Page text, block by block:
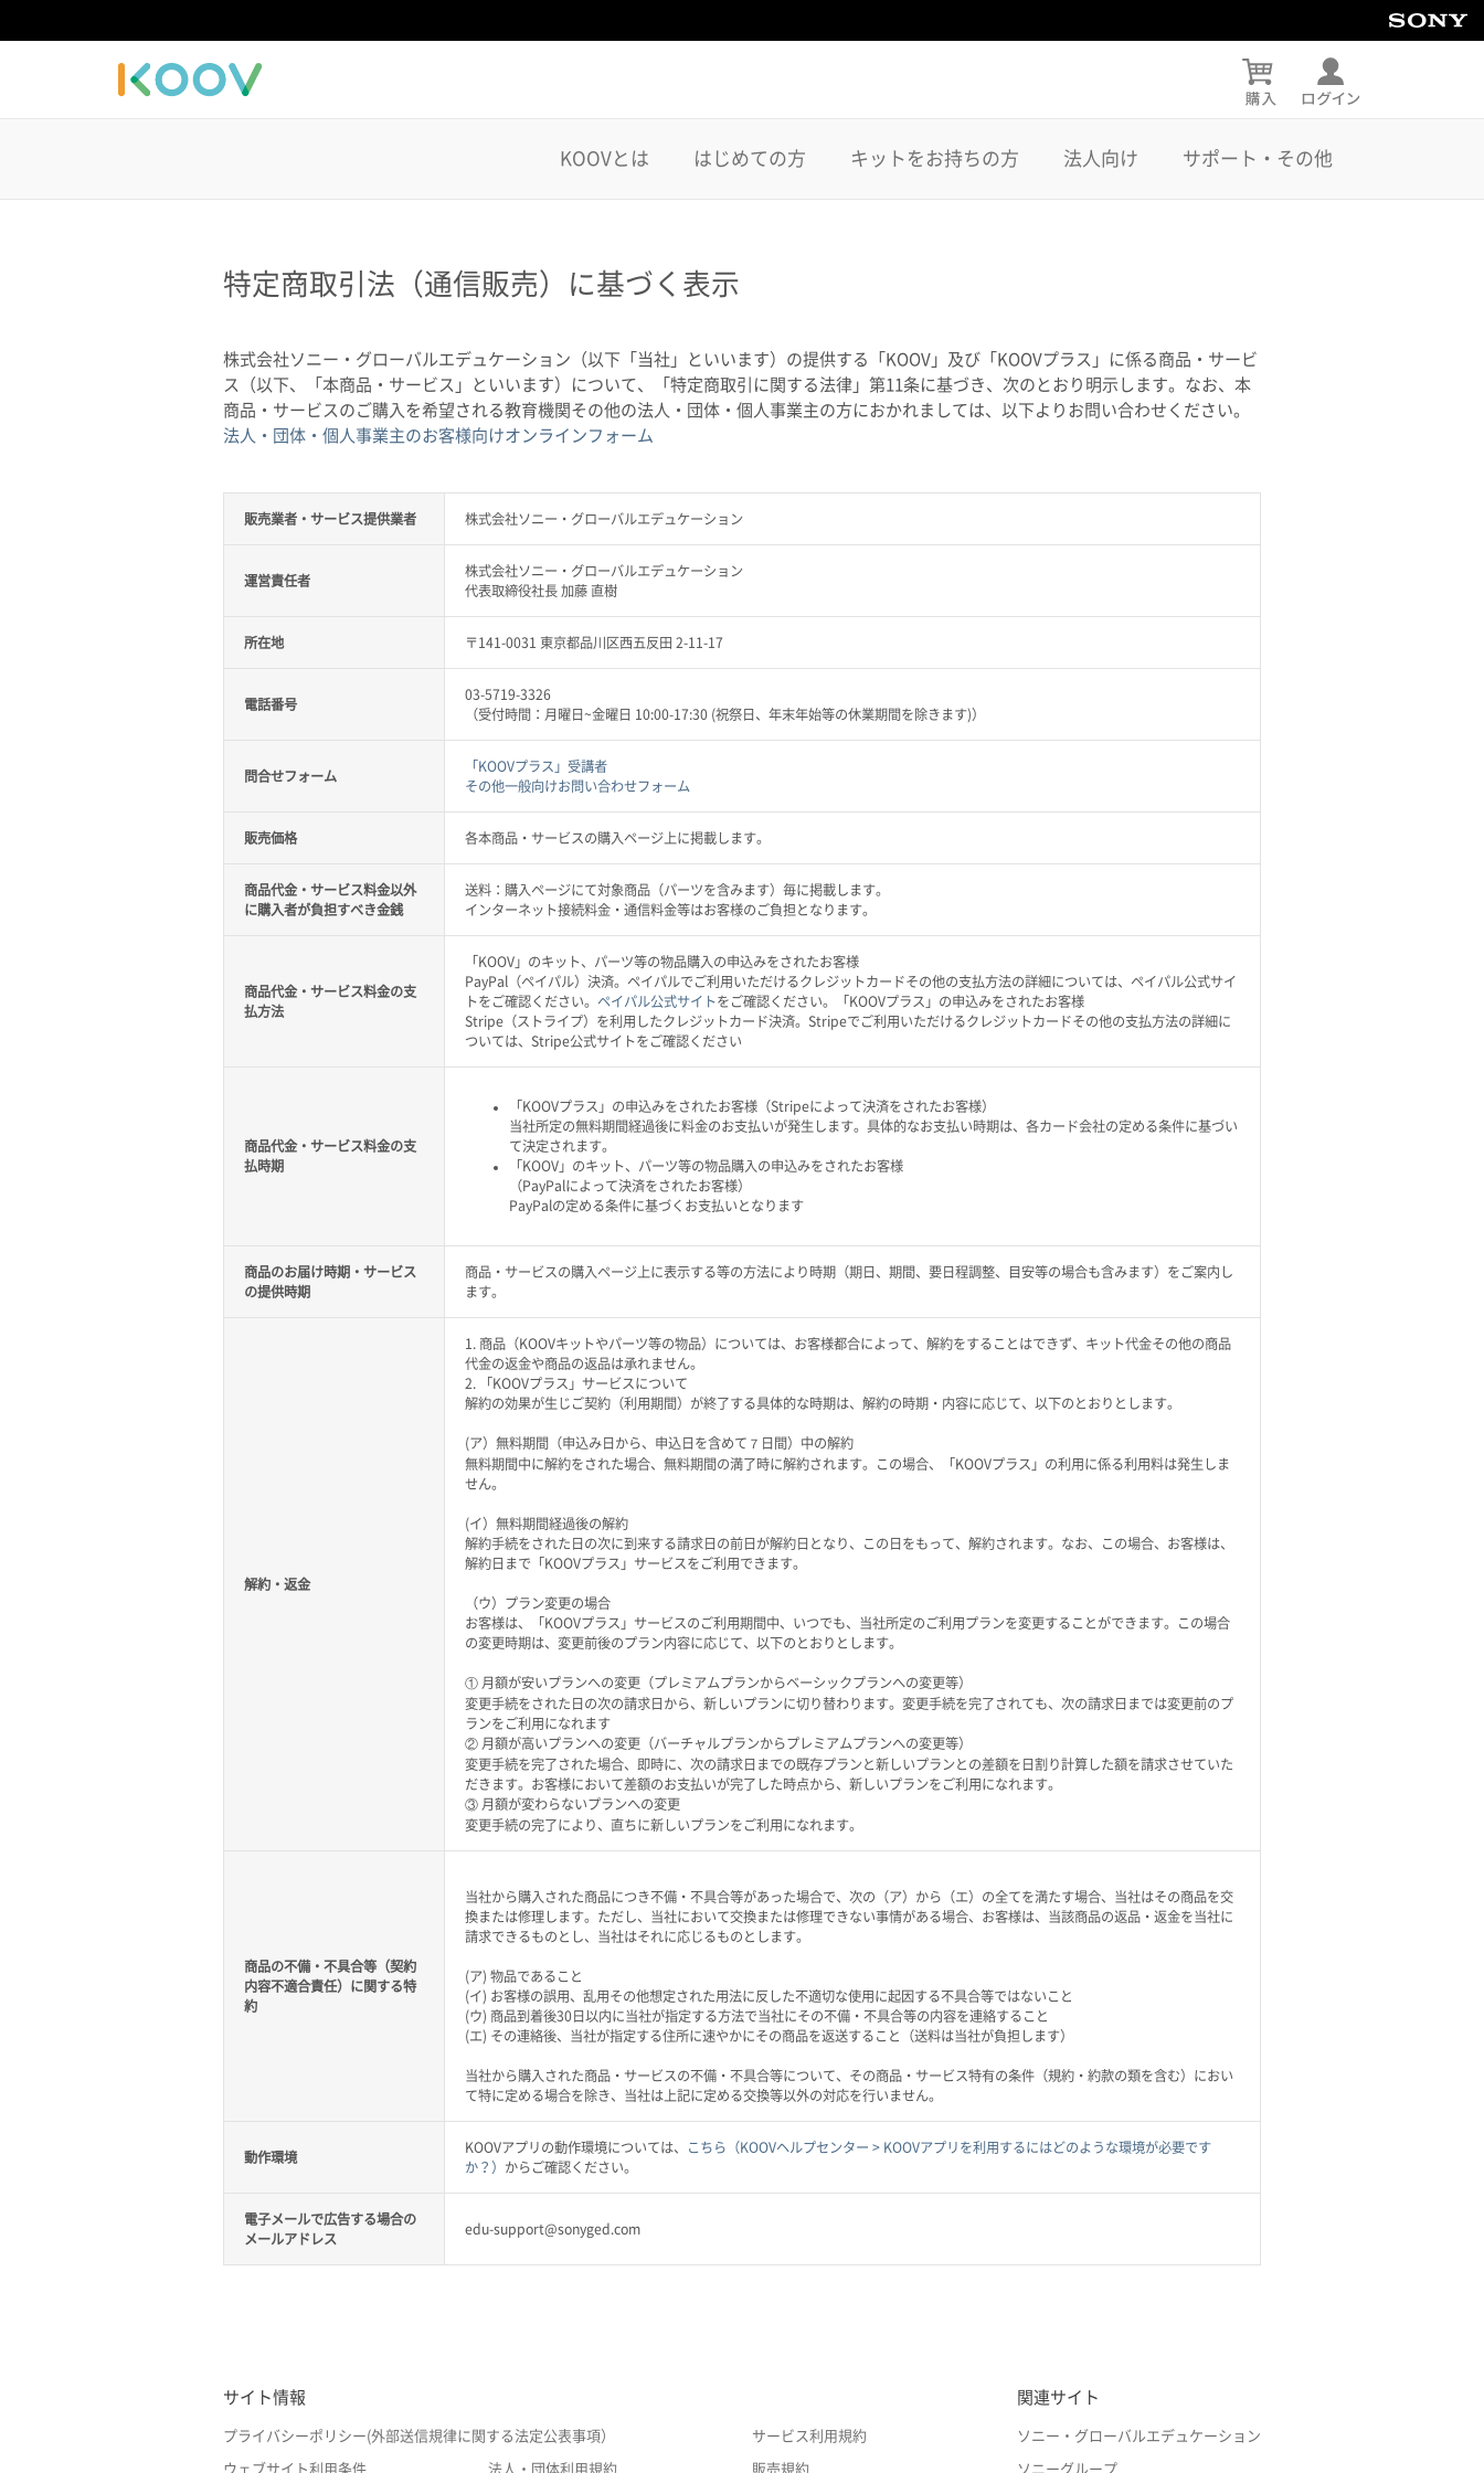
KOOVとは はじめての方 キットをお持ちの方 法人向け サポート・その他
特定商取引法（通信販売）に基づく表示
株式会社ソニー・グローバルエデュケーション（以下「当社」といいます）の提供する「KOOV」及び「KOOVプラス」に係る商品・サービ
ス（以下、「本商品・サービス」といいます）について、「特定商取引に関する法律」第11条に基づき、次のとおり明示します。なお、本
商品・サービスのご購入を希望される教育機関その他の法人・団体・個人事業主の方におかれましては、以下よりお問い合わせください。
法人・団体・個人事業主のお客様向けオンラインフォーム
販売業者・サービス提供業者 株式会社ソニー・グローバルエデュケーション
運営責任者
株式会社ソニー・グローバルエデュケーション
代表取締役社長 加藤 直樹
所在地 〒141-0031 東京都品川区西五反田 2-11-17
電話番号
03-5719-3326
（受付時間：月曜日~金曜日 10:00-17:30 (祝祭日、年末年始等の休業期間を除きます)）
問合せフォーム
「KOOVプラス」受講者
その他一般向けお問い合わせフォーム
販売価格 各本商品・サービスの購入ページ上に掲載します。
商品代金・サービス料金以外
に購入者が負担すべき金銭
送料：購入ページにて対象商品（パーツを含みます）毎に掲載します。
インターネット接続料金・通信料金等はお客様のご負担となります。
商品代金・サービス料金の支
払方法
「KOOV」のキット、パーツ等の物品購入の申込みをされたお客様
PayPal（ペイパル）決済。ペイパルでご利用いただけるクレジットカードその他の支払方法の詳細については、ペイパル公式サイ
トをご確認ください。 ペイパル公式サイトをご確認ください。「KOOVプラス」の申込みをされたお客様
Stripe（ストライプ）を利用したクレジットカード決済。Stripeでご利用いただけるクレジットカードその他の支払方法の詳細に
ついては、Stripe公式サイトをご確認ください
商品代金・サービス料金の支
払時期
「KOOVプラス」の申込みをされたお客様（Stripeによって決済をされたお客様）
当社所定の無料期間経過後に料金のお支払いが発生します。具体的なお支払い時期は、各カード会社の定める条件に基づい
て決定されます。
「KOOV」のキット、パーツ等の物品購入の申込みをされたお客様
（PayPalによって決済をされたお客様）
PayPalの定める条件に基づくお支払いとなります
商品のお届け時期・サービス
の提供時期
商品・サービスの購入ページ上に表示する等の方法により時期（期日、期間、要日程調整、目安等の場合も含みます）をご案内し
ます。
解約・返金
1. 商品（KOOVキットやパーツ等の物品）については、お客様都合によって、解約をすることはできず、キット代金その他の商品
代金の返金や商品の返品は承れません。
2. 「KOOVプラス」サービスについて
解約の効果が生じご契約（利用期間）が終了する具体的な時期は、解約の時期・内容に応じて、以下のとおりとします。
(ア）無料期間（申込み日から、申込日を含めて７日間）中の解約
無料期間中に解約をされた場合、無料期間の満了時に解約されます。この場合、「KOOVプラス」の利用に係る利用料は発生しま
せん。
(イ）無料期間経過後の解約
解約手続をされた日の次に到来する請求日の前日が解約日となり、この日をもって、解約されます。なお、この場合、お客様は、
解約日まで「KOOVプラス」サービスをご利用できます。
（ウ）プラン変更の場合
お客様は、「KOOVプラス」サービスのご利用期間中、いつでも、当社所定のご利用プランを変更することができます。この場合
の変更時期は、変更前後のプラン内容に応じて、以下のとおりとします。
① 月額が安いプランへの変更（プレミアムプランからベーシックプランへの変更等）
変更手続をされた日の次の請求日から、新しいプランに切り替わります。変更手続を完了されても、次の請求日までは変更前のプ
ランをご利用になれます
② 月額が高いプランへの変更（バーチャルプランからプレミアムプランへの変更等）
変更手続を完了された場合、即時に、次の請求日までの既存プランと新しいプランとの差額を日割り計算した額を請求させていた
だきます。お客様において差額のお支払いが完了した時点から、新しいプランをご利用になれます。
③ 月額が変わらないプランへの変更
変更手続の完了により、直ちに新しいプランをご利用になれます。
商品の不備・不具合等（契約
内容不適合責任）に関する特
約
当社から購入された商品につき不備・不具合等があった場合で、次の（ア）から（エ）の全てを満たす場合、当社はその商品を交
換または修理します。ただし、当社において交換または修理できない事情がある場合、お客様は、当該商品の返品・返金を当社に
請求できるものとし、当社はそれに応じるものとします。
(ア) 物品であること
(イ) お客様の誤用、乱用その他想定された用法に反した不適切な使用に起因する不具合等ではないこと
(ウ) 商品到着後30日以内に当社が指定する方法で当社にその不備・不具合等の内容を連絡すること
(エ) その連絡後、当社が指定する住所に速やかにその商品を返送すること（送料は当社が負担します）
当社から購入された商品・サービスの不備・不具合等について、その商品・サービス特有の条件（規約・約款の類を含む）におい
て特に定める場合を除き、当社は上記に定める交換等以外の対応を行いません。
動作環境
KOOVアプリの動作環境については、
こちら（KOOVヘルプセンター > KOOVアプリを利用するにはどのような環境が必要です
か？） からご確認ください。
電子メールで広告する場合の
メールアドレス
edu-support@sonyged.com
サイト情報
プライバシーポリシー(外部送信規律に関する法定公表事項） サービス利用規約
ウェブサイト利用条件 法人・団体利用規約 販売規約
関連サイト
ソニー・グローバルエデュケーション
ソニーグループ